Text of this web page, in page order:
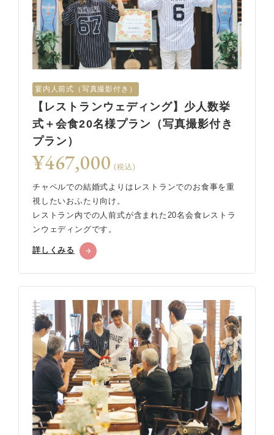
宴内人前式（写真撮影付き）
【レストランウェディング】少人数挙
式＋会食20名様プラン（写真撮影付き
プラン）
¥467,000 (税込)
チャペルでの結婚式よりはレストランでのお食事を重
視したいおふたり向け。
レストラン内での人前式が含まれた20名会食レストラ
ンウェディングです。
詳しくみる